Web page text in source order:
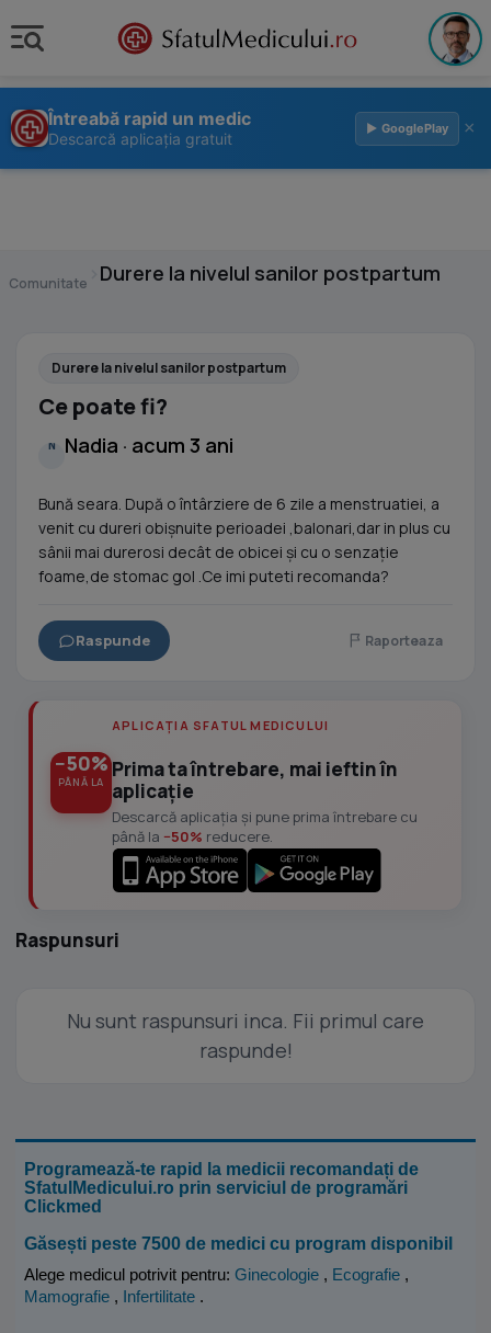
Întreabă rapid un medic
Descarcă aplicația gratuit
▶ GooglePlay ×
Comunitate Durere la nivelul sanilor postpartum
Durere la nivelul sanilor postpartum
Ce poate fi?
N Nadia · acum 3 ani
Bună seara. După o întârziere de 6 zile a menstruatiei, a
venit cu dureri obișnuite perioadei ,balonari,dar in plus cu
sânii mai durerosi decât de obicei și cu o senzație
foame,de stomac gol .Ce imi puteti recomanda?
Raspunde Raporteaza
−50%
PÂNĂ LA
APLICAȚIA SFATUL MEDICULUI
Prima ta întrebare, mai ieftin în
aplicație
Descarcă aplicația și pune prima întrebare cu
până la −50% reducere.
Raspunsuri
Nu sunt raspunsuri inca. Fii primul care
raspunde!
Programează-te rapid la medicii recomandați de
SfatulMedicului.ro prin serviciul de programări
Clickmed
Găsești peste 7500 de medici cu program disponibil
Alege medicul potrivit pentru: Ginecologie , Ecografie ,
Mamografie , Infertilitate .